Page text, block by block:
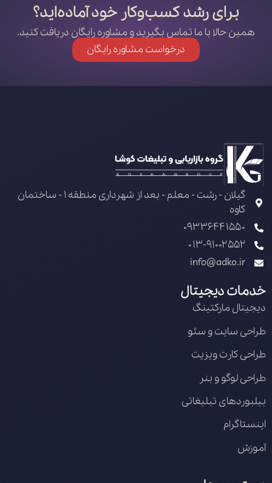
برای رشد کسب‌وکار خود آماده‌اید؟
همین حالا با ما تماس بگیرید و مشاوره رایگان دریافت کنید.
درخواست مشاوره رایگان
گیلان - رشت - معلم - بعد از شهرداری منطقه 1 - ساختمان
کاوه
09336441550
013-91002552
info@adko.ir
خدمات دیجیتال
دیجیتال مارکتینگ
طراحی سایت و سئو
طراحی کارت ویزیت
طراحی لوگو و بنر
بیلبوردهای تبلیغاتی
اینستاگرام
آموزش